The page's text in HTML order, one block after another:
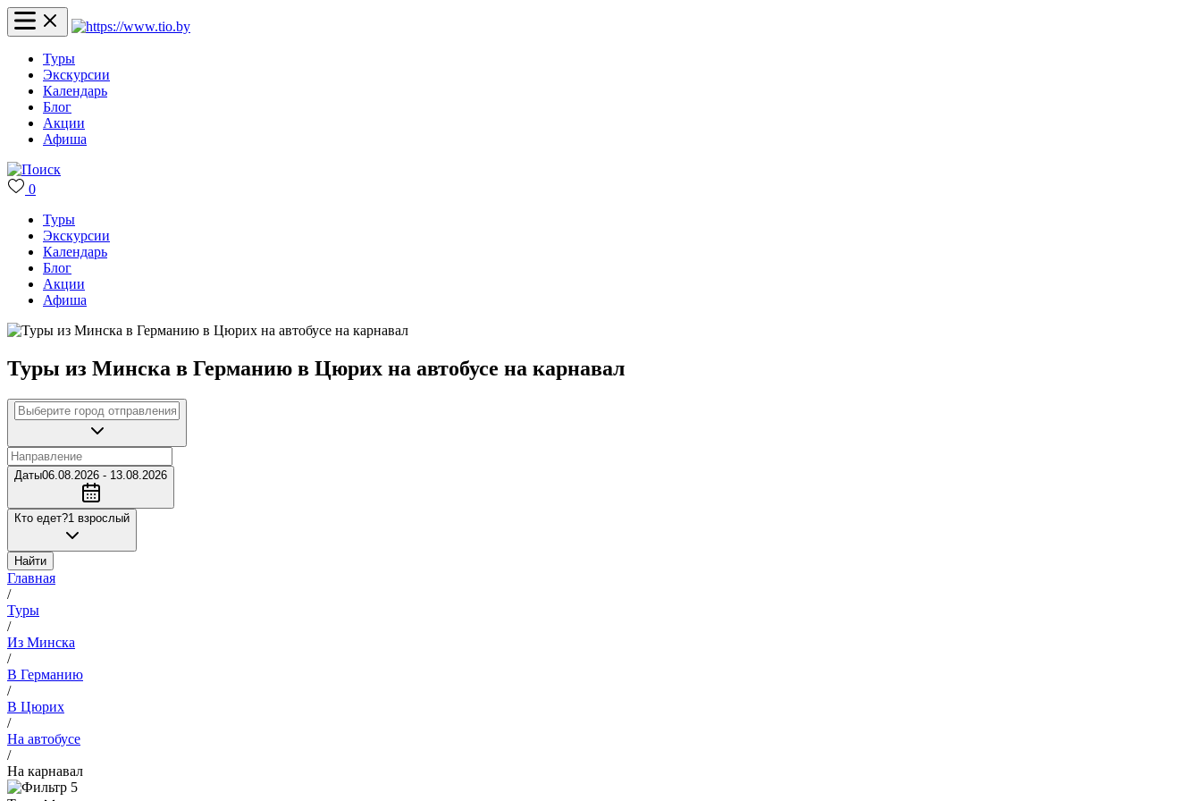
Туры
Экскурсии
Календарь
Блог
Акции
Афиша
0
Туры
Экскурсии
Календарь
Блог
Акции
Афиша
Туры из Минска в Германию в Цюрих на автобусе на карнавал
Даты06.08.2026 - 13.08.2026
Кто едет?1 взрослый
Найти
Главная
/
Туры
/
Из Минска
/
В Германию
/
В Цюрих
/
На автобусе
/
На карнавал
5